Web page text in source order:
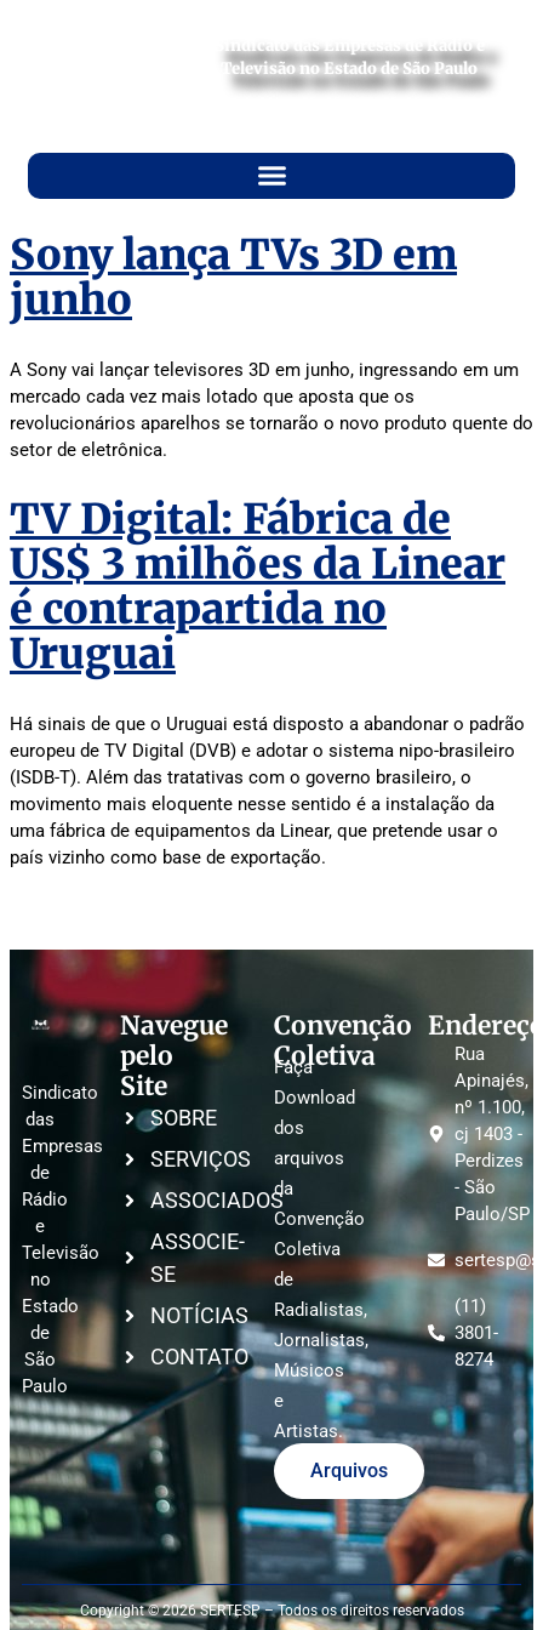
Sindicato das Empresas de Rádio e
Televisão no Estado de São Paulo
Sony lança TVs 3D em
junho
A Sony vai lançar televisores 3D em junho, ingressando em um
mercado cada vez mais lotado que aposta que os
revolucionários aparelhos se tornarão o novo produto quente do
setor de eletrônica.
TV Digital: Fábrica de
US$ 3 milhões da Linear
é contrapartida no
Uruguai
Há sinais de que o Uruguai está disposto a abandonar o padrão
europeu de TV Digital (DVB) e adotar o sistema nipo-brasileiro
(ISDB-T). Além das tratativas com o governo brasileiro, o
movimento mais eloquente nesse sentido é a instalação da
uma fábrica de equipamentos da Linear, que pretende usar o
país vizinho como base de exportação.
Sindicato
das
Empresas
de
Rádio
e
Televisão
no
Estado
de
São
Paulo
Navegue
pelo
Site
SOBRE
SERVIÇOS
ASSOCIADOS
ASSOCIE-
SE
NOTÍCIAS
CONTATO
Convenção
Coletiva
Faça
Download
dos
arquivos
da
Convenção
Coletiva
de
Radialistas,
Jornalistas,
Músicos
e
Artistas.
Arquivos
Rua
Apinajés,
nº 1.100,
cj 1403 -
Perdizes
- São
Paulo/SP
(11)
3801-
8274
Copyright © 2026 SERTESP – Todos os direitos reservados